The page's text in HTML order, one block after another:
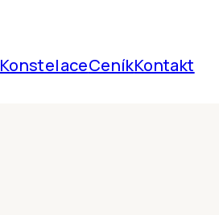
KonstelaceCeníkKontakt